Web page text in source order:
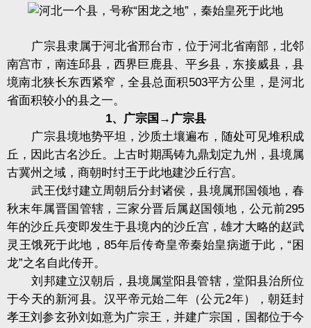
广宗县隶属于河北省邢台市，位于河北省南部，北邻
南宫市，南连邱县，西界巨鹿县、平乡县，东接威县，县
境南北狭长东西紧窄，全县总面积503平方公里，是河北
省面积较小的县之一。
1、广宗国→广宗县
广宗县境地势平坦，沙质土壤遍布，随处可见堆积成
丘，因此古名沙丘。上古时期禹铸九鼎划定九州，县境属
古冀州之域，商朝时纣王于此地建沙丘行宫。
武王伐纣建立周朝后分封诸侯，县境属邢国领地，春
秋末年属晋国管辖，三家分晋后属赵国领地，公元前295
年的沙丘兵变即发生于县境内的沙丘宫，雄才大略的赵武
灵王饿死于此地，85年后传奇皇帝秦始皇病逝于此，“困
龙”之名自此传开。
刘邦建立汉朝后，县境属堂阳县管辖，堂阳县治所位
于今天的新河县。汉平帝元始二年（公元2年），朝廷封
孝王刘参玄孙刘如意为广宗王，并建广宗国，国都位于今